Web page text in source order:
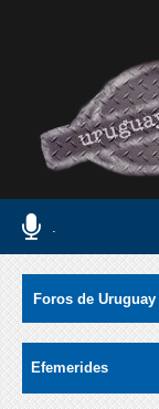
.
Foros de
Efemerides